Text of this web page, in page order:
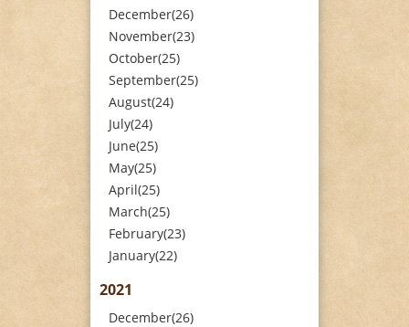
December(26)
November(23)
October(25)
September(25)
August(24)
July(24)
June(25)
May(25)
April(25)
March(25)
February(23)
January(22)
2021
December(26)